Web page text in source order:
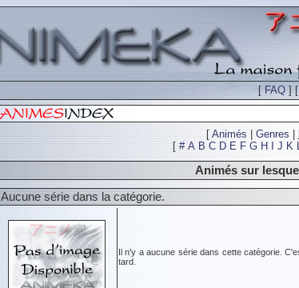
[FAQ ]
[ Animés Genres
[ # A B C D E F G H J K
Animés sur
Aucune série dans la catégorie.
Il n'y a aucune série dans cette catégorie.
tard.